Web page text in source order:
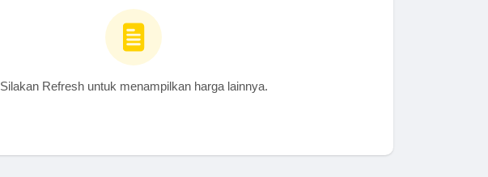
Silakan Refresh untuk menampilkan harga lainnya.